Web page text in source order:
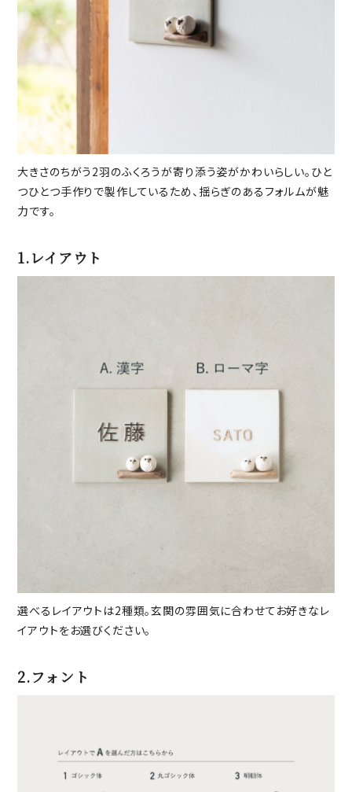
大きさのちがう2羽のふくろうが寄り添う姿がかわいらしい。ひと
つひとつ手作りで製作しているため、揺らぎのあるフォルムが魅
力です。
1.レイアウト
選べるレイアウトは2種類。玄関の雰囲気に合わせてお好きなレ
イアウトをお選びください。
2.フォント